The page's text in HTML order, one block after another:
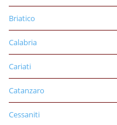
Briatico
Calabria
Cariati
Catanzaro
Cessaniti